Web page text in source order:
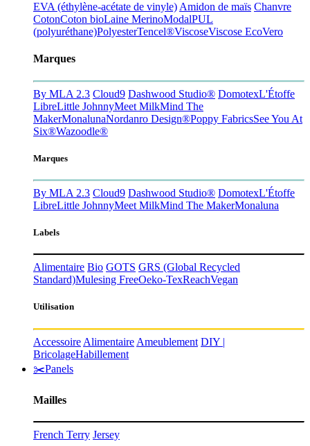
EVA (éthylène-acétate de vinyle) Amidon de maïs Chanvre
CotonCoton bioLaine MerinoModalPUL
(polyuréthane)PolyesterTencel®ViscoseViscose EcoVero
Marques
By MLA 2.3 Cloud9 Dashwood Studio® DomotexL'Étoffe
LibreLittle JohnnyMeet MilkMind The
MakerMonalunaNordanro Design®Poppy FabricsSee You At
Six®Wazoodle®
Marques
By MLA 2.3 Cloud9 Dashwood Studio® DomotexL'Étoffe
LibreLittle JohnnyMeet MilkMind The MakerMonaluna
Labels
Alimentaire Bio GOTS GRS (Global Recycled
Standard)Mulesing FreeOeko-TexReachVegan
Utilisation
Accessoire Alimentaire Ameublement DIY |
BricolageHabillement
✂️Panels
Mailles
French Terry Jersey